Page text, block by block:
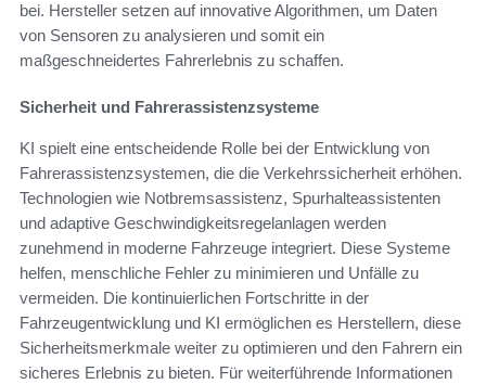
bei. Hersteller setzen auf innovative Algorithmen, um Daten
von Sensoren zu analysieren und somit ein
maßgeschneidertes Fahrerlebnis zu schaffen.
Sicherheit und Fahrerassistenzsysteme
KI spielt eine entscheidende Rolle bei der Entwicklung von
Fahrerassistenzsystemen, die die Verkehrssicherheit erhöhen.
Technologien wie Notbremsassistenz, Spurhalteassistenten
und adaptive Geschwindigkeitsregelanlagen werden
zunehmend in moderne Fahrzeuge integriert. Diese Systeme
helfen, menschliche Fehler zu minimieren und Unfälle zu
vermeiden. Die kontinuierlichen Fortschritte in der
Fahrzeugentwicklung und KI ermöglichen es Herstellern, diese
Sicherheitsmerkmale weiter zu optimieren und den Fahrern ein
sicheres Erlebnis zu bieten. Für weiterführende Informationen